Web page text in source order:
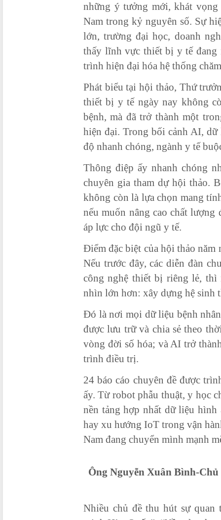
những ý tưởng mới, khát
Nam trong kỷ nguyên số. Sự
lớn, trường đại học, doanh
thấy lĩnh vực thiết bị y tế đang
trình hiện đại hóa hệ thống
Phát biểu tại hội thảo, Thứ
thiết bị y tế ngày nay không
bệnh, mà đã trở thành một
hiện đại. Trong bối cảnh AI,
độ nhanh chóng, ngành y tế
Thông điệp ấy nhanh chóng
chuyên gia tham dự hội thảo.
không còn là lựa chọn mang
nếu muốn nâng cao chất
áp lực cho đội ngũ y tế.
Điểm đặc biệt của hội thảo
Nếu trước đây, các diễn đàn
công nghệ thiết bị riêng lẻ, thì
nhìn lớn hơn: xây dựng hệ sinh
Đó là nơi mọi dữ liệu bệnh
được lưu trữ và chia sẻ theo
vòng đời số hóa; và AI trở
trình điều trị.
24 báo cáo chuyên đề được
ấy. Từ robot phẫu thuật, y học
nền tảng hợp nhất dữ liệu
hay xu hướng IoT trong vận
Nam đang chuyển mình mạnh
Ông Nguyễn Xuân Bình-
Nhiều chủ đề thu hút sự quan